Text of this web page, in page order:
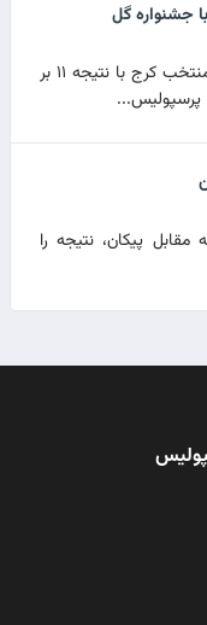
جشنواره گل
دیدار دوستانه تیم‌های فوتبال پرسپولیس و منتخب کرج با نتیجه ۱۱ بر
پرسپولیس...
پیکان، نتیجه را